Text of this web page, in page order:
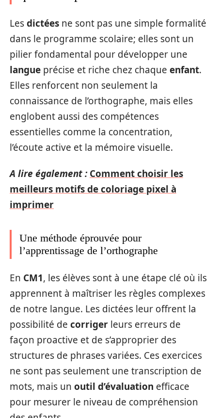
Lesdictées ne sont pas une simple formalité
dans le programme scolaire; elles sont un
pilier fondamental pour développer une
langue précise et riche chez chaque enfant.
Elles renforcent non seulement la
connaissance de l’orthographe, mais elles
englobent aussi des compétences
essentielles comme la concentration,
l’écoute active et la mémoire visuelle.
A lire également : Comment choisir les
meilleurs motifs de coloriage pixel à
imprimer
Une méthode éprouvée pour
l’apprentissage de l’orthographe
En CM1, les élèves sont à une étape clé où ils
apprennent à maîtriser les règles complexes
de notre langue. Les dictées leur offrent la
possibilité de corriger leurs erreurs de
façon proactive et de s’approprier des
structures de phrases variées. Ces exercices
ne sont pas seulement une transcription de
mots, mais un outil d’évaluation efficace
pour mesurer le niveau de compréhension